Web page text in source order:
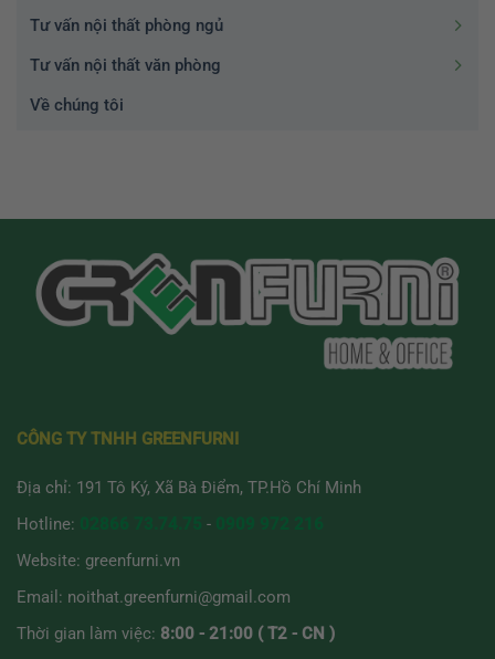
Tư vấn nội thất phòng ngủ
Tư vấn nội thất văn phòng
Về chúng tôi
CÔNG TY TNHH GREENFURNI
Địa chỉ: 191 Tô Ký, Xã Bà Điểm, TP.Hồ Chí Minh
Hotline:
-
Website: greenfurni.vn
Email: noithat.greenfurni@gmail.com
Thời gian làm việc: 8:00 - 21:00 ( T2 - CN )